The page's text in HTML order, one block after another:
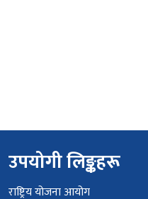
उपयोगी लिङ्कहरू
राष्ट्रिय योजना आयोग